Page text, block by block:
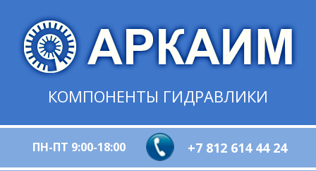
КОМПОНЕНТЫ ГИДРАВЛИКИ
ПН-ПТ 9:00-18:00 +7 812 614 44 24